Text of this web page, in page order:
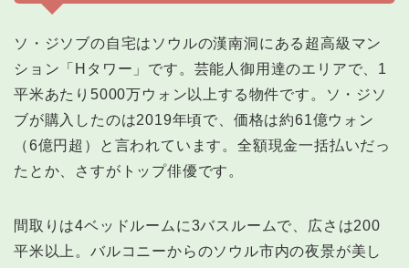
ソ・ジソブの自宅はソウルの漢南洞にある超高級マン
ション「Hタワー」です。芸能人御用達のエリアで、1
平米あたり5000万ウォン以上する物件です。ソ・ジソ
ブが購入したのは2019年頃で、価格は約61億ウォン
（6億円超）と言われています。全額現金一括払いだっ
たとか、さすがトップ俳優です。
間取りは4ベッドルームに3バスルームで、広さは200
平米以上。バルコニーからのソウル市内の夜景が美し